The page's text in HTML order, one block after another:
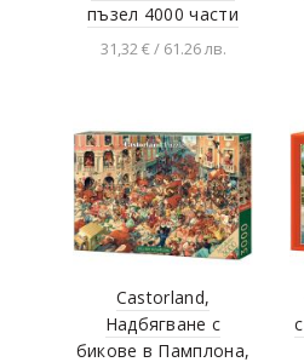
пъзел 4000 части
31,32 € / 61.26 лв.
Castorland,
Надбягване с
бикове в Памплона,